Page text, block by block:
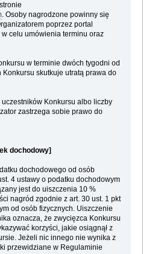
. Osoby nagrodzone powinny się
poprzez portal
celu umówienia terminu oraz
w terminie dwóch tygodni od
skutkuje utratą prawa do
uczestników Konkursu albo liczby
zastrzega sobie prawo do
dochodowy]
dochodowego od osób
4 ustawy o podatku dochodowym
jest do uiszczenia 10 %
nagród zgodnie z art. 30 ust. 1 pkt
od osób fizycznych. Uiszczenie
oznacza, że zwycięzca Konkursu
korzyści, jakie osiągnął z
Jeżeli nic innego nie wynika z
przewidziane w Regulaminie